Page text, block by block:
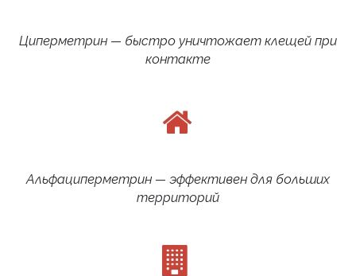
Циперметрин — быстро уничтожает клещей при
контакте
Альфациперметрин — эффективен для больших
территорий